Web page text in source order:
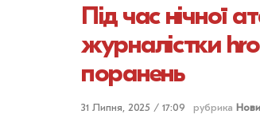
Під час нічної
журналістки
поранень
31 Липня, 2025 / 17:09 рубрика